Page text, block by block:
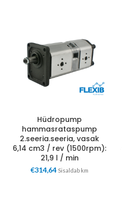
Hüdropump
hammasrataspump
2.seeria.seeria, vasak
6,14 cm3 / rev (1500rpm):
21,9 l / min
€314,64 Sisaldab km